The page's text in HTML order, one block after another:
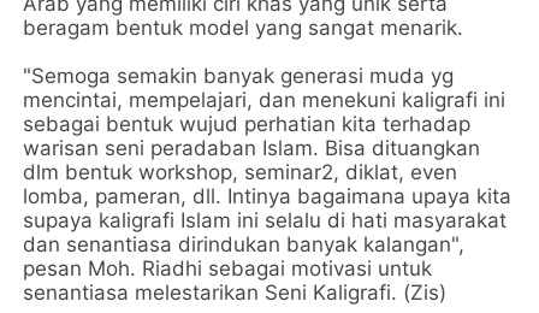
beragam bentuk model yang sangat menarik.
"Semoga semakin banyak generasi muda yg
mencintai, mempelajari, dan menekuni kaligrafi ini
sebagai bentuk wujud perhatian kita terhadap
warisan seni peradaban Islam. Bisa dituangkan
dlm bentuk workshop, seminar2, diklat, even
lomba, pameran, dll. Intinya bagaimana upaya kita
supaya kaligrafi Islam ini selalu di hati masyarakat
dan senantiasa dirindukan banyak kalangan",
pesan Moh. Riadhi sebagai motivasi untuk
senantiasa melestarikan Seni Kaligrafi. (Zis)